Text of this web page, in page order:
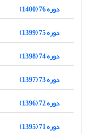
دوره 76 (1400)
دوره 75 (1399)
دوره 74 (1398)
دوره 73 (1397)
دوره 72 (1396)
دوره 71 (1395)